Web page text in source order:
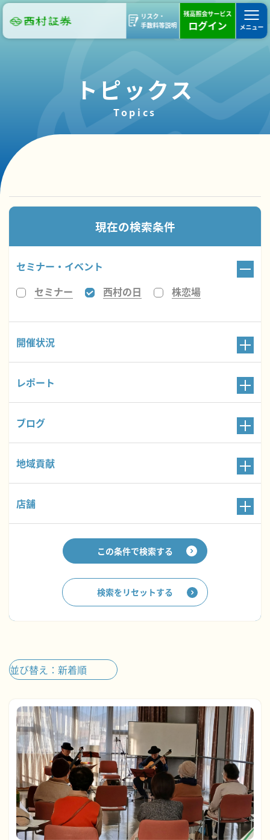
リスク・
手数料等説明
残高照会サービス
ログイン メニュー
トピックス
Topics
現在の検索条件
セミナー・イベント
セミナー
西村の日 株恋場
開催状況
レポート
ブログ
地域貢献
店舗
この条件で検索する
検索をリセットする